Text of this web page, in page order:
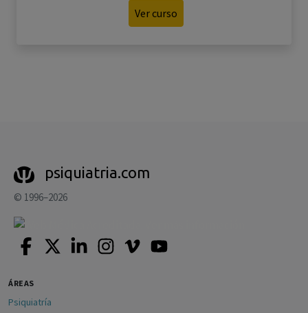
Ver curso
psiquiatria.com
© 1996–2026
ÁREAS
Psiquiatría